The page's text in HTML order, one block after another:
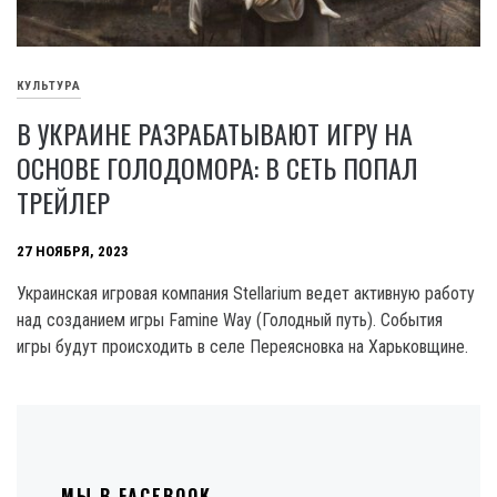
КУЛЬТУРА
В УКРАИНЕ РАЗРАБАТЫВАЮТ ИГРУ НА
ОСНОВЕ ГОЛОДОМОРА: В СЕТЬ ПОПАЛ
ТРЕЙЛЕР
27 НОЯБРЯ, 2023
Украинская игровая компания Stellarium ведет активную работу
над созданием игры Famine Way (Голодный путь). События
игры будут происходить в селе Переясновка на Харьковщине.